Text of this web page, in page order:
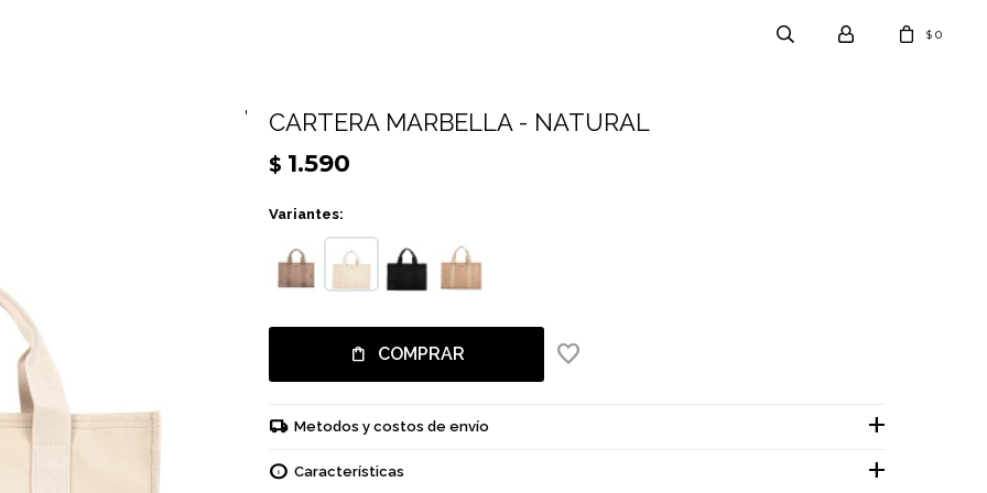
$ 0
CARTERA MARBELLA - NATURAL
$ 1.590
Variantes:
COMPRAR
Metodos y costos de envío
Características